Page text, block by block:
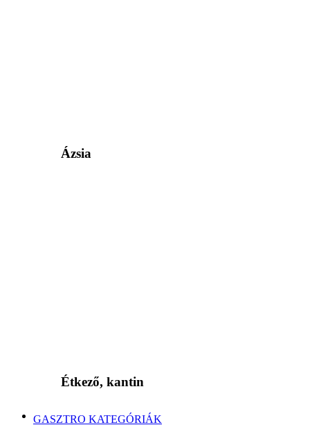
Ázsia
Étkező, kantin
GASZTRO KATEGÓRIÁK